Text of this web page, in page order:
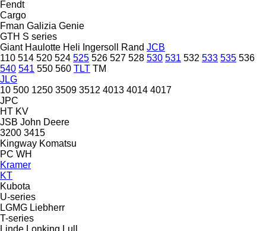
Fendt
Cargo
Fman Galizia Genie
GTH S series
Giant Haulotte Heli Ingersoll Rand JCB
110 514 520 524 525 526 527 528 530 531 532 533 535 536
540 541 550 560 TLT TM
JLG
10 500 1250 3509 3512 4013 4014 4017
JPC
HT KV
JSB John Deere
3200 3415
Kingway Komatsu
PC WH
Kramer
KT
Kubota
U-series
LGMG Liebherr
T-series
Linde Lonking Lull